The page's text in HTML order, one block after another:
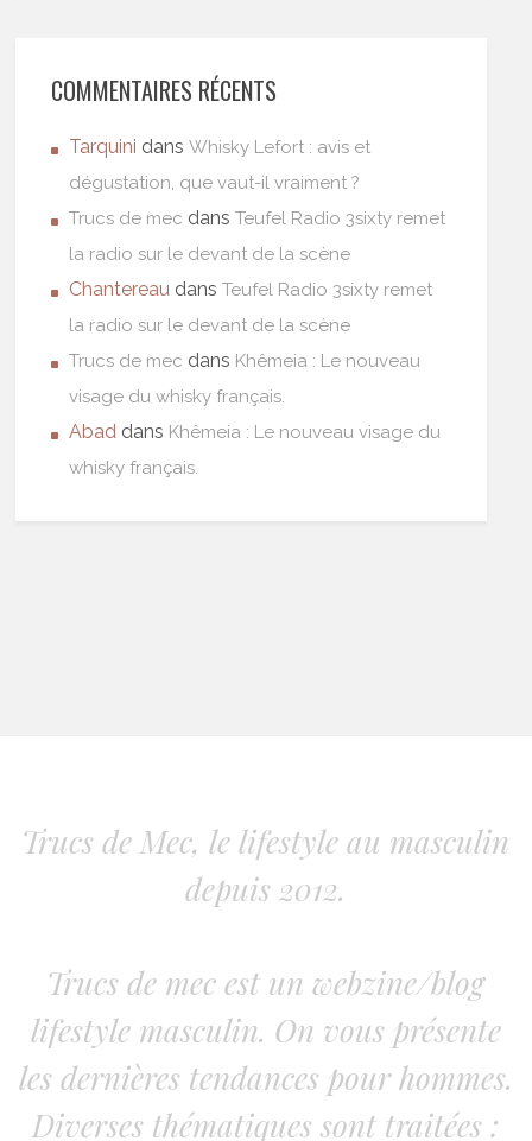
COMMENTAIRES RÉCENTS
Tarquini dansWhisky Lefort : avis et
dégustation, que vaut-il vraiment ?
Trucs de mec dansTeufel Radio 3sixty remet
la radio sur le devant de la scène
Chantereau dansTeufel Radio 3sixty remet
la radio sur le devant de la scène
Trucs de mec dans Khêmeia : Le nouveau
visage du whisky français.
Abad dans Khêmeia : Le nouveau visage du
whisky français.
Trucs de Mec, le lifestyle au masculin
depuis 2012.
Trucs de mec est un webzine/blog
lifestyle masculin. On vous présente
les dernières tendances pour hommes.
Diverses thématiques sont traitées :